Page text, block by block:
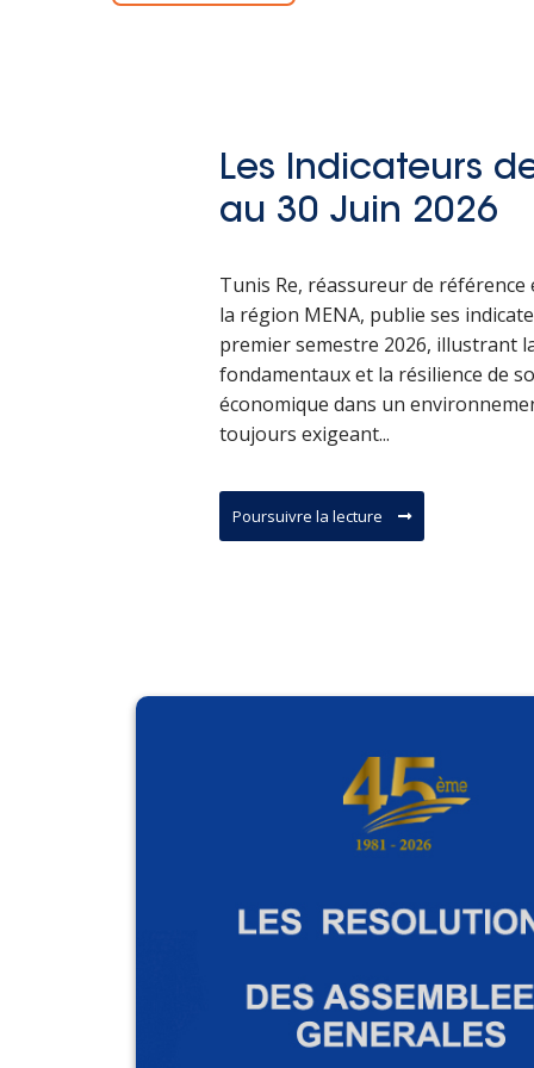
Les Indicateurs
au 30 Juin 2026
Tunis Re, réassureur de référence
la région MENA, publie ses
premier semestre 2026, illustrant
fondamentaux et la résilience de
économique dans un
toujours exigeant...
Poursuivre la lecture